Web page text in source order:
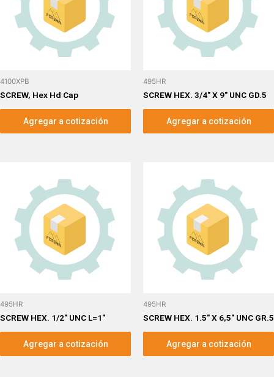
4100XPB
SCREW, Hex Hd Cap
Agregar a cotización
495HR
SCREW HEX. 3/4″ X 9″ UNC GD.5
Agregar a cotización
495HR
SCREW HEX. 1/2″ UNC L=1″
Agregar a cotización
495HR
SCREW HEX. 1.5″ X 6,5″ UNC GR.5
Agregar a cotización